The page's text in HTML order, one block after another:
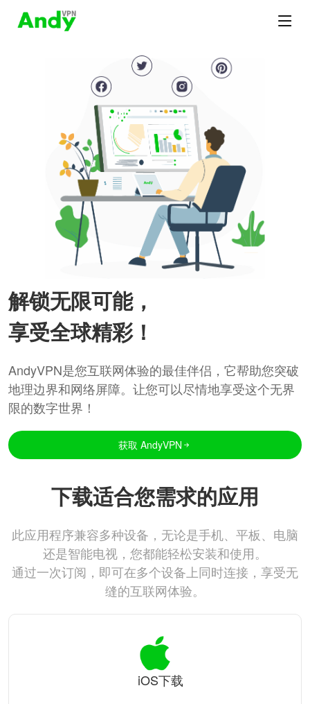
解锁无限可能，
享受全球精彩！
AndyVPN是您互联网体验的最佳伴侣，它帮助您突破
地理边界和网络屏障。让您可以尽情地享受这个无界
限的数字世界！
获取 AndyVPN
下载适合您需求的应用
此应用程序兼容多种设备，无论是手机、平板、电脑
还是智能电视，您都能轻松安装和使用。
通过一次订阅，即可在多个设备上同时连接，享受无
缝的互联网体验。
iOS下载